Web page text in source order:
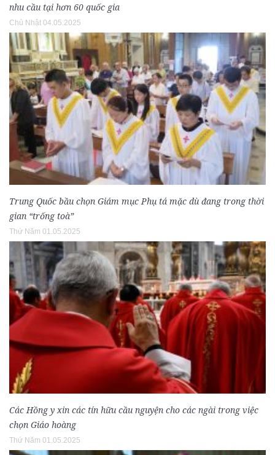
nhu cầu tại hơn 60 quốc gia
Chủ Nhật 04.05.2025
Trung Quốc bầu chọn Giám mục Phụ tá mặc dù đang trong thời
gian “trống toà”
Thứ Năm 01.05.2025
Các Hồng y xin các tín hữu cầu nguyện cho các ngài trong việc
chọn Giáo hoàng
Thứ Năm 01.05.2025